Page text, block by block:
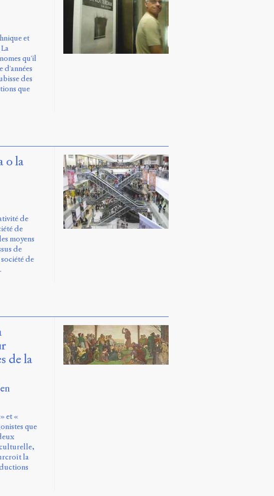
et
qu'il
d'années
des
que
o la
de
de
moyens
de
de
de la
et «
que
la